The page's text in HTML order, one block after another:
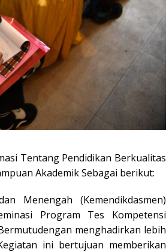
Tentang Pendidikan Berkualitas
Akademik Sebagai berikut:
Menengah (Kemendikdasmen)
Program Tes Kompetensi
menghadirkan lebih
ini bertujuan memberikan